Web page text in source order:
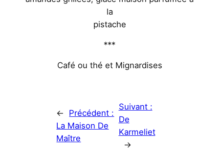
la
pistache
***
Café ou thé et Mignardises
←
Précédent :
La Maison De
Maître
Suivant :
De
Karmeliet
→